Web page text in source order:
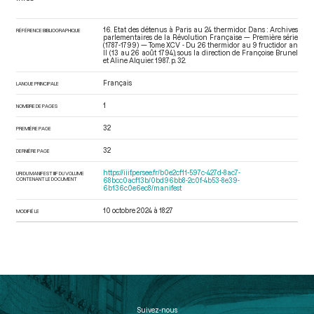
RÉFÉRENCE BIBLIOGRAPHIQUE
16. Etat des détenus à Paris au 24 thermidor. Dans : Archives
parlementaires de la Révolution Française — Première série
(1787-1799) — Tome XCV - Du 26 thermidor au 9 fructidor an
II (13 au 26 août 1794), sous la direction de Françoise Brunel
et Aline Alquier. 1987. p. 32.
LANGUE PRINCIPALE Français
NOMBRE DE PAGES 1
PREMIÈRE PAGE 32
DERNIÈRE PAGE 32
URI DU MANIFEST IIIF DU VOLUME
CONTENANT LE DOCUMENT
https://iiif.persee.fr/b0e2cf11-597c-427d-8ac7-
68bcc0acf13b/0bd96bb8-2c0f-4b53-8e39-
6b136c0e6ec8/manifest
MODIFIÉ LE 10 octobre 2024 à 18:27
Suivez-nous